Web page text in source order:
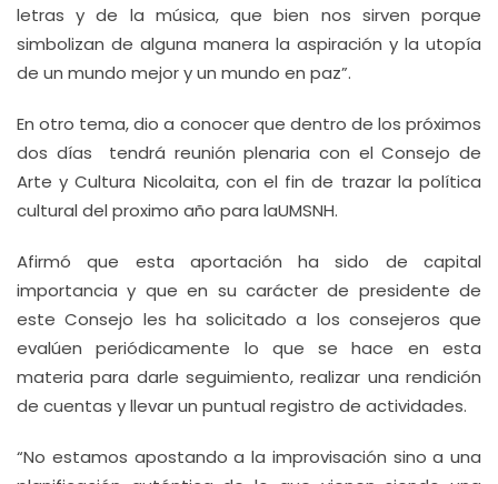
letras y de la música, que bien nos sirven porque
simbolizan de alguna manera la aspiración y la utopía
de un mundo mejor y un mundo en paz”.
En otro tema, dio a conocer que dentro de los próximos
dos días tendrá reunión plenaria con el Consejo de
Arte y Cultura Nicolaita, con el fin de trazar la política
cultural del proximo año para laUMSNH.
Afirmó que esta aportación ha sido de capital
importancia y que en su carácter de presidente de
este Consejo les ha solicitado a los consejeros que
evalúen periódicamente lo que se hace en esta
materia para darle seguimiento, realizar una rendición
de cuentas y llevar un puntual registro de actividades.
“No estamos apostando a la improvisación sino a una